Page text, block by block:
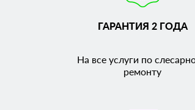
ГАРАНТИЯ 2 ГОДА
На все услуги по
ремонту